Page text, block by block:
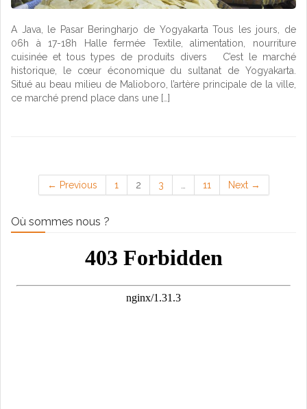
A Java, le Pasar Beringharjo de Yogyakarta Tous les jours, de
06h à 17-18h Halle fermée Textile, alimentation, nourriture
cuisinée et tous types de produits divers C’est le marché
historique, le cœur économique du sultanat de Yogyakarta.
Situé au beau milieu de Malioboro, l’artère principale de la ville,
ce marché prend place dans une […]
← Previous 1 2 3 11 Next →
Où sommes nous ?